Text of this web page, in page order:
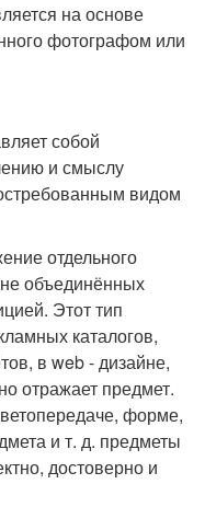
на основе
фотографом или
собой
и смыслу
видом
отдельного
объединённых
Этот тип
каталогов,
в web - дизайне,
отражает предмет.
форме,
и т. д. предметы
достоверно и